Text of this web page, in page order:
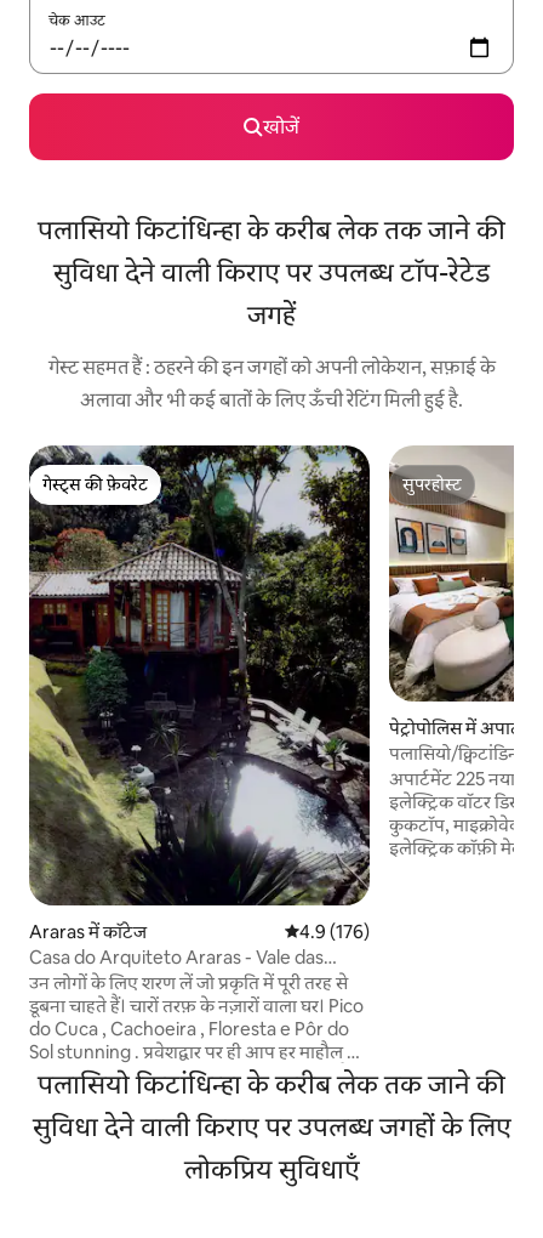
चेक आउट
खोजें
पलासियो किटांधिन्हा के करीब लेक तक जाने की
सुविधा देने वाली किराए पर उपलब्ध टॉप-रेटेड
जगहें
गेस्ट सहमत हैं : ठहरने की इन जगहों को अपनी लोकेशन, सफ़ाई के
अलावा और भी कई बातों के लिए ऊँची रेटिंग मिली हुई है.
गेस्ट्स की फ़ेवरेट
गेस्ट्स की फ़ेवरेट
Araras में कॉटेज औसत रेटिंग 5 में से 4.9, 176 समीक्षाएँ
4.9 (176)
Casa do Arquiteto Araras - Vale das
Videiras
उन लोगों के लिए शरण लें जो प्रकृति में पूरी तरह से
डूबना चाहते हैं। चारों तरफ़ के नज़ारों वाला घर। Pico
do Cuca , Cachoeira , Floresta e Pôr do
Sol stunning . प्रवेशद्वार पर ही आप हर माहौल को
जानने के लिए एक बेकाबू जिज्ञासा महसूस करते हैं।
ग्राउंड फ़्लोर पर हमारे पास छोटा लेकिन आकर्षक
किचन, खूबसूरत नज़ारों वाले बेडरूम, डॉलहाउस वाले
बाथरूम और डाइनिंग रूम हैं, जहाँ से एक छोटी सी
सीढ़ी पर चढ़ना टीवी रूम में या नीचे लिविंग रूम और
फ़ायरप्लेस तक आता है। कल्पना करें : एक बड़े पत्थर
सुपरहोस्ट
सुपरहोस्ट
पेट्रोपोलिस में अपार्टमेंट
पलासियो/क्विटांडिन्हा
न्यू।
अपार्टमेंट 225 नया।
इलेक्ट्रिक वॉटर
कुकटॉप, माइक्रोवेव,
इलेक्ट्रिक कॉफ़ी मेकर
पलासियो किटांधिन्हा के करीब लेक तक जाने की
सुविधा देने वाली किराए पर उपलब्ध जगहों के लिए
लोकप्रिय सुविधाएँ